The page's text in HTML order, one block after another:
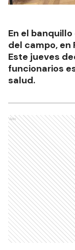
En el
del campo, en
Este jueves
funcionarios
salud.
Ads